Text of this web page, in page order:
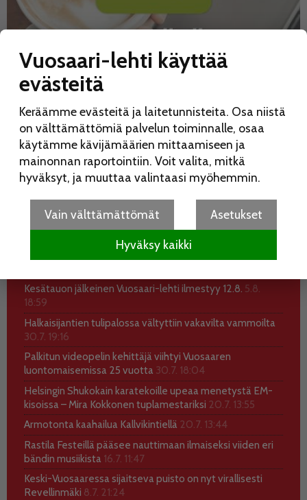
UUSIMMAT
KATSOTUIMMAT
Koko perheen Elojuhlia vietetään Liinamaanpuistossa
Kesätauon jälkeinen Vuosaari-lehti ilmestyy 12.8. 5.8.
18:59
Halkaisijantien tulipalossa vältyttiin vakavilta vammoilta
30.7. 19:16
Palkitun videopelin kehittäjä viihtyi Vuosaaren
luontomaisemissa 25 vuotta 30.7. 18:04
Helsingin Shukokain karatekoille upeaa menetystä EM-
kisoissa – Mira Kokkonen tuplamestariksi 20.7. 13:55
Armotonta kaahailua Kallvikintiellä 20.7. 13:44
Rastila Festeillä pääsee nauttimaan ilmaiseksi viiden eri
bändin musiikista 16.7. 11:47
Keski-Vuosaaressa sijaitseva puisto on nyt virallisesti
Revellinmäki 8.7. 21:24
Vuosaari-lehti käyttää
evästeitä
Keräämme evästeitä ja laitetunnisteita. Osa niistä
on välttämättömiä palvelun toiminnalle, osaa
käytämme kävijämäärien mittaamiseen ja
mainonnan raportointiin. Voit valita, mitkä
hyväksyt, ja muuttaa valintaasi myöhemmin.
Vain välttämättömät Asetukset
Hyväksy kaikki